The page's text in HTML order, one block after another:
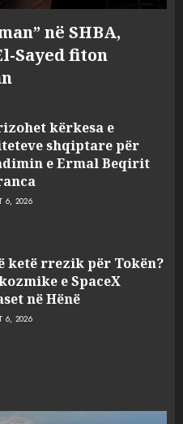
në SHBA,
Sayed fiton
kërkesa e
shqiptare për
e Ermal Beqirit
6, 2026
ketë rrezik për Tokën?
e SpaceX
në Hënë
6, 2026